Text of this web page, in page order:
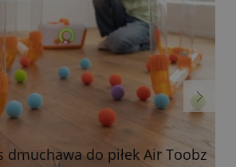
dmuchawa do piłek Air Toobz